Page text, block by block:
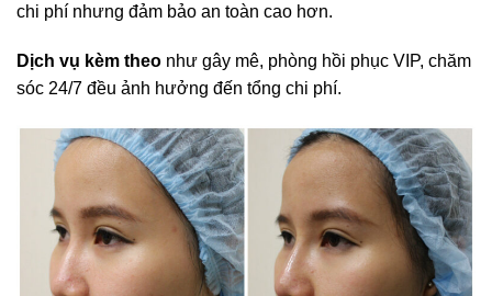
chi phí nhưng đảm bảo an toàn cao hơn.
Dịch vụ kèm theo như gây mê, phòng hồi phục VIP, chăm
sóc 24/7 đều ảnh hưởng đến tổng chi phí.